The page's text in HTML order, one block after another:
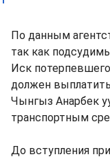
По данным
так как
Иск
должен
Чынгыз Анарбек
транспортным
До вступления